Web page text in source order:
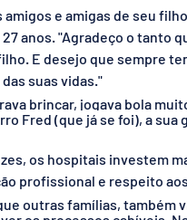
amigos e amigas de seu
anos. "Agradeço o tanto
E desejo que sempre
suas vidas."
brincar, jogava bola
Fred (que já se foi), a
os hospitais investem
profissional e respeito
outras famílias, também